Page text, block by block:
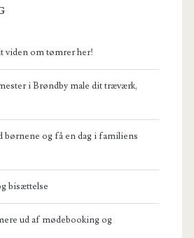
viden om tømrer her!
i Brøndby male dit træværk,
børnene og få en dag i familiens
bisættelse
ud af mødebooking og